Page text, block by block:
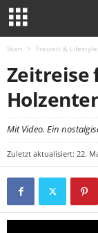
Start Freizeit & Lifestyle
Zeitreise
Mit Video. Ein
Zuletzt aktualisiert: 22.